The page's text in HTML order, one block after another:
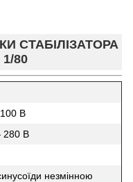
СТАБІЛІЗАТОРА
80
В
280 В
незмінною